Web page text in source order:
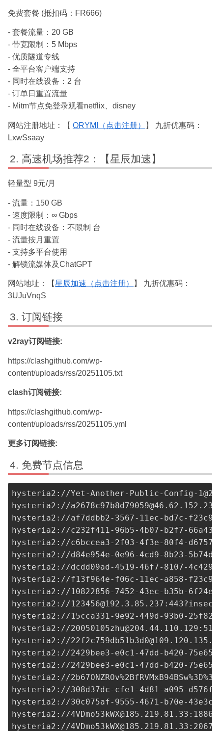
免费套餐 (抵扣码：FR666)
- 套餐流量：20 GB
- 带宽限制：5 Mbps
- 优质隧道专线
- 全平台客户端支持
- 同时在线设备：2 台
- 订单日重置流量
- Mitm节点免登录观看netflix、disney
网站注册地址：【 ORYMI（点击注册）
】 九折优惠码：
LxwSsaay
高速机场推荐2：【星辰加速】
轻量型 9元/月
- 流量：150 GB
- 速度限制：∞ Gbps
- 同时在线设备：不限制 台
- 流量按月重置
- 支持多平台使用
- 解锁流媒体及ChatGPT
网站地址：【星辰加速（点击注册）
】 九折优惠码：
3UJuVnqS
订阅链接
v2ray订阅链接:
https://clashgithub.com/wp-
content/uploads/rss/20251105.txt
clash订阅链接:
https://clashgithub.com/wp-
content/uploads/rss/20251105.yml
更多订阅链接:
免费节点信息
hysteria2://Yet-Another-Public-Config-
hysteria2://a2678c97b8d79059@46.62.152.236
hysteria2://af7ddbb2-3567-11ec-bd7c-
hysteria2://c232f411-96b5-4b07-b2f7-
hysteria2://c6bccea3-2f03-4f3e-80f4-
hysteria2://d84e954e-0e96-4cd9-8b23-
hysteria2://dcdd09ad-4519-46f7-8107-
hysteria2://f13f964e-f06c-11ec-a858-
hysteria2://10822856-7452-43ec-b35b-
hysteria2://123456@192.3.85.237
hysteria2://15cca331-9e92-449d-93b0-
hysteria2://20050105zhu@204.44.110.129
hysteria2://
hysteria2://2429bee3-e0c1-47dd-b420-
hysteria2://2429bee3-e0c1-47dd-b420-
hysteria2://2b67ONZROv%2BfRVMxB94BSw%3D%
hysteria2://308d37dc-cfe1-4d81-a095-
hysteria2://30c075af-9555-4671-b70e-
hysteria2://4VDmo53kWX@185.219.81.33
hysteria2://4VDmo53kWX@185.219.81.33